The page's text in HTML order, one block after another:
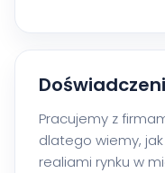
Pracujemy z
dlatego wiemy, jak
realiami rynku w